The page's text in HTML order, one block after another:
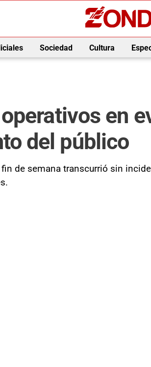
Sociedad Cultura
en
del público
de semana transcurrió sin